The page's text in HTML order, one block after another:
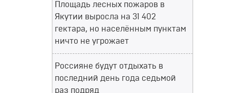
Площадь лесных пожаров в
Якутии выросла на 31 402
гектара, но населённым пунктам
ничто не угрожает
Россияне будут отдыхать в
последний день года седьмой
раз подряд